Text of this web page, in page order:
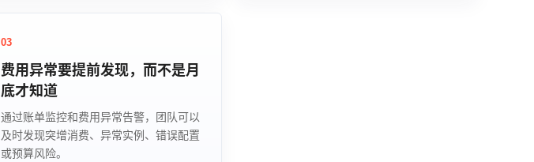
03
费用异常要提前发现，而不是月
底才知道
通过账单监控和费用异常告警，团队可以
及时发现突增消费、异常实例、错误配置
或预算风险。